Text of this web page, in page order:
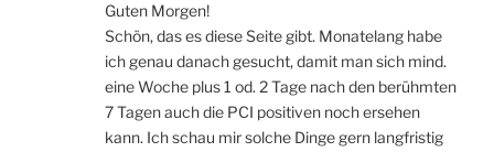
Guten Morgen!
Schön, das es diese Seite gibt. Monatelang habe
ich genau danach gesucht, damit man sich mind.
eine Woche plus 1 od. 2 Tage nach den berühmten
7 Tagen auch die PCI positiven noch ersehen
kann. Ich schau mir solche Dinge gern langfristig